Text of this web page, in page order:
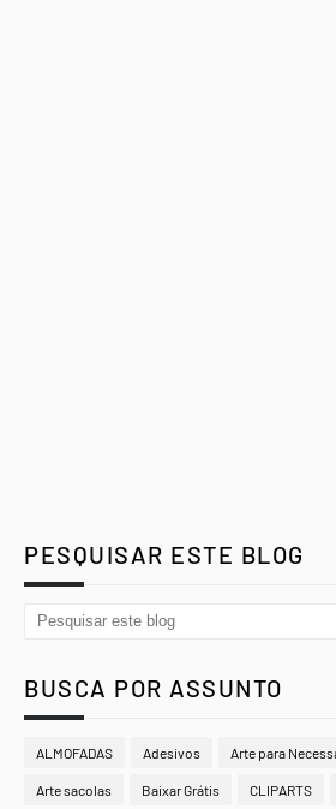
PESQUISAR ESTE BLOG
BUSCA POR ASSUNTO
ALMOFADAS Adesivos Arte para
Arte sacolas Baixar Grátis CLIPARTS